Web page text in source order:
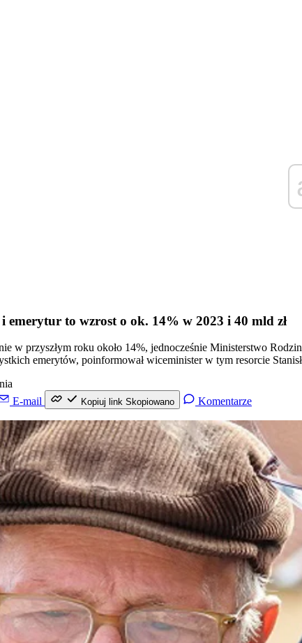
to wzrost o ok. 14% w 2023 i 40 mld zł
w przyszłym roku około 14%, jednocześnie Ministerstwo
emerytów, poinformował wiceminister w tym resorcie
E-mail Kopiuj link Skopiowano Komentarze